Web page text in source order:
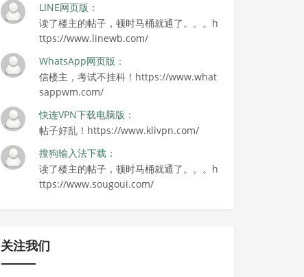
LINE网页版：
读了楼主的帖子，顿时马桶就通了。。。h
ttps://www.linewb.com/
WhatsApp网页版：
信楼主，考试不挂科！https://www.what
sappwm.com/
快连VPN下载电脑版：
帖子好乱！https://www.klivpn.com/
搜狗输入法下载：
读了楼主的帖子，顿时马桶就通了。。。h
ttps://www.sougoui.com/
关注我们